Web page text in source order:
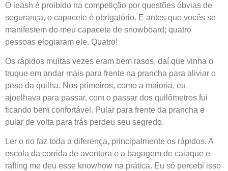
O leash é proibido na competição por questões óbvias de
segurança, o capacete é obrigatório. E antes que vocês se
manifestem do meu capacete de snowboard; quatro
pessoas elogiaram ele. Quatro!
Os rápidos muitas vezes eram bem rasos, daí que vinha o
truque em andar mais para frente na prancha para aliviar o
peso da quilha. Nos primeiros, como a maioria, eu
ajoelhava para passar, com o passar dos quilômetros fui
ficando bem confortável. Pular para frente da prancha e
pular de volta para trás perdeu seu segredo.
Ler o rio faz toda a diferença, principalmente os rápidos. A
escola da corrida de aventura e a bagagem de caiaque e
rafting me deu esse knowhow na prática. Eu só percebi isso